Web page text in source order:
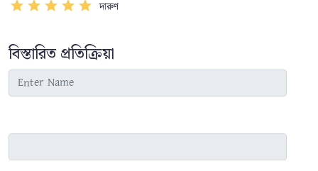
দারুণ
বিস্তারিত প্রতিক্রিয়া